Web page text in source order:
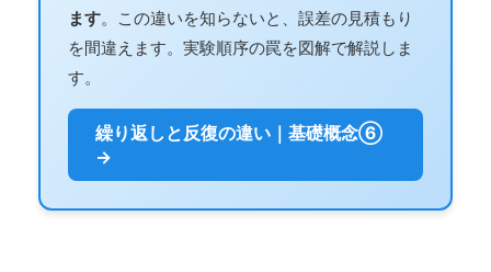
ます。この違いを知らないと、誤差の見積もり
を間違えます。実験順序の罠を図解で解説しま
す。
繰り返しと反復の違い｜基礎概念⑥
→